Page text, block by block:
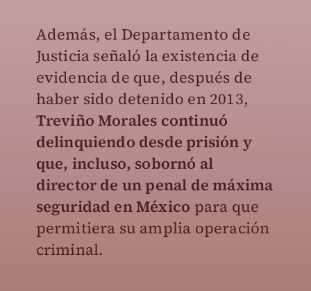
Además, el Departamento de
Justicia señaló la existencia de
evidencia de que, después de
haber sido detenido en 2013,
Treviño Morales continuó
delinquiendo desde prisión y
que, incluso, sobornó al
director de un penal de máxima
seguridad en México para que
permitiera su amplia operación
criminal.